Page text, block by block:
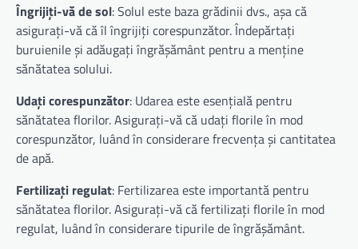
Îngrijiți-vă de sol: Solul este baza grădinii dvs., așa că
asigurați-vă că îl îngrijiți corespunzător. Îndepărtați
buruienile și adăugați îngrășământ pentru a menține
sănătatea solului.
Udați corespunzător: Udarea este esențială pentru
sănătatea florilor. Asigurați-vă că udați florile în mod
corespunzător, luând în considerare frecvența și cantitatea
de apă.
Fertilizați regulat: Fertilizarea este importantă pentru
sănătatea florilor. Asigurați-vă că fertilizați florile în mod
regulat, luând în considerare tipurile de îngrășământ.